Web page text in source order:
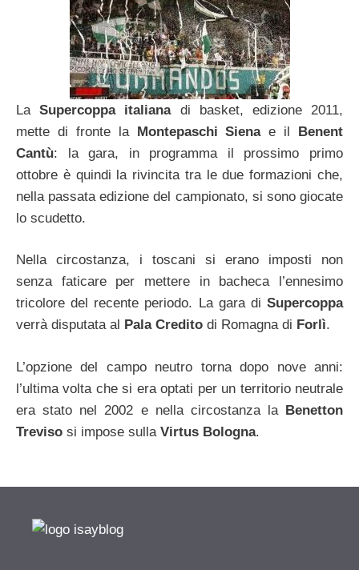
LaSupercoppa italianadi basket, edizione 2011,
mette di fronte laMontepaschi Sienae il Benent
Cantù: la gara, in programma il prossimo primo
ottobre è quindi la rivincita tra le due formazioni che,
nella passata edizione del campionato, si sono giocate
lo scudetto.
Nella circostanza, i toscani si erano imposti non
senza faticare per mettere in bacheca l’ennesimo
tricolore del recente periodo. La gara di Supercoppa
verrà disputata al Pala Credito di Romagna di Forlì.
L’opzione del campo neutro torna dopo nove anni:
l’ultima volta che si era optati per un territorio neutrale
era stato nel 2002 e nella circostanza la Benetton
Treviso si impose sulla Virtus Bologna.